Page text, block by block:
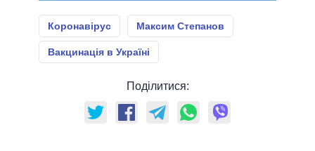
Коронавірус Максим Степанов
Вакцинація в Україні
Поділитися: